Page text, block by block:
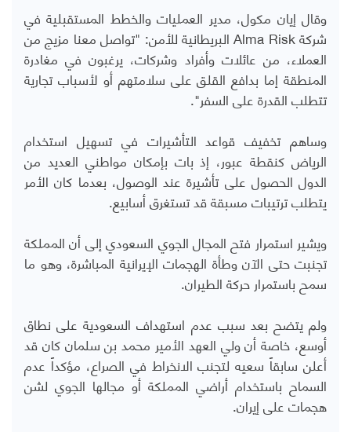
وقال إيان مكول، مدير العمليات والخطط المستقبلية في
شركةAlma Riskالبريطانية للأمن: "تواصل معنا مزيج من
العملاء، من عائلات وأفراد وشركات، يرغبون في مغادرة
المنطقة إما بدافع القلق على سلامتهم أو لأسباب تجارية
تتطلب القدرة على السفر".
وساهم تخفيف قواعد التأشيرات في تسهيل استخدام
الرياض كنقطة عبور، إذ بات بإمكان مواطني العديد من
الدول الحصول على تأشيرة عند الوصول، بعدما كان الأمر
يتطلب ترتيبات مسبقة قد تستغرق أسابيع.
ويشير استمرار فتح المجال الجوي السعودي إلى أن المملكة
تجنبت حتى الآن وطأة الهجمات الإيرانية المباشرة، وهو ما
سمح باستمرار حركة الطيران.
ولم يتضح بعد سبب عدم استهداف السعودية على نطاق
أوسع، خاصة أن ولي العهد الأمير محمد بن سلمان كان قد
أعلن سابقاً سعيه لتجنب الانخراط في الصراع، مؤكداً عدم
السماح باستخدام أراضي المملكة أو مجالها الجوي لشن
هجمات على إيران.